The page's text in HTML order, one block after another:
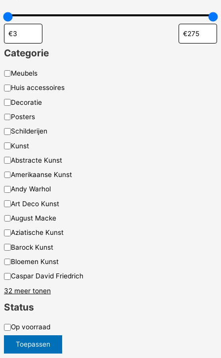
Categorie
C
a
t
e
i
e
Meubels
Huis accessoires
Decoratie
Posters
Schilderijen
Kunst
Abstracte Kunst
Amerikaanse Kunst
Andy Warhol
Art Deco Kunst
August Macke
Aziatische Kunst
Barock Kunst
Bloemen Kunst
Caspar David Friedrich
32 meer tonen
Status
S
a
Op voorraad
Toepassen